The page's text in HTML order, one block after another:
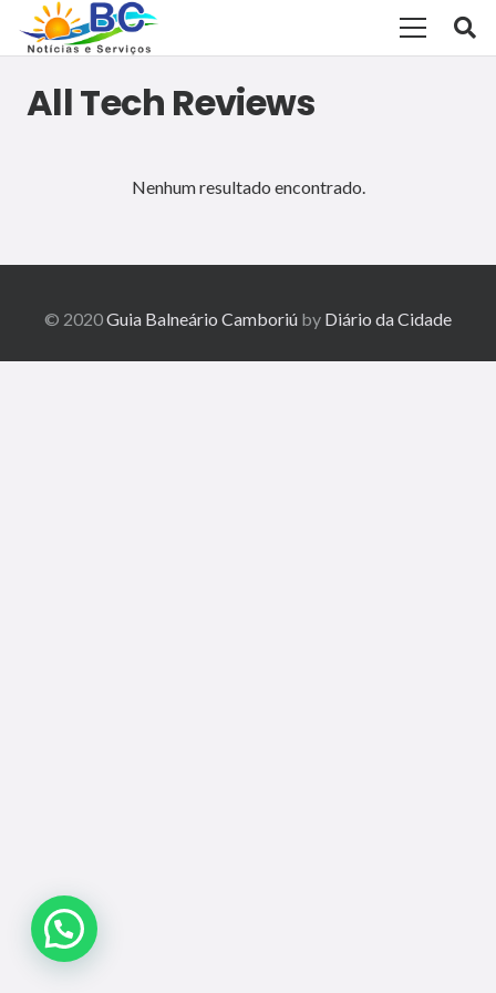
All Tech Reviews
Nenhum resultado encontrado.
© 2020Guia Balneário Camboriú by Diário da Cidade